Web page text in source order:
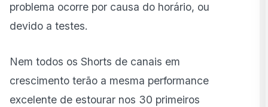
problema ocorre por causa do horário, ou
devido a testes.
Nem todos os Shorts de canais em
crescimento terão a mesma performance
excelente de estourar nos 30 primeiros